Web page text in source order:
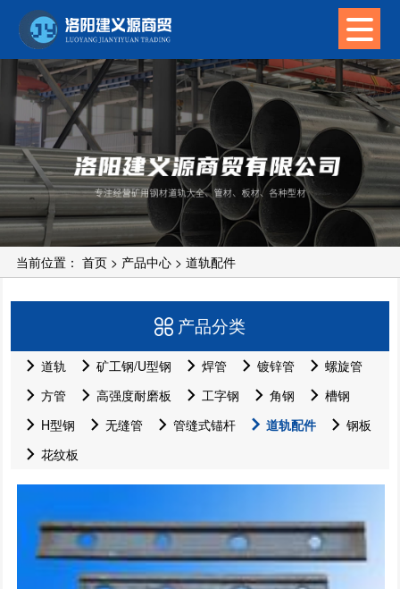
当前位置： 首页> 产品中心> 道轨配件
产品分类
道轨 矿工钢/U型钢 焊管 镀锌管
螺旋管
方管
高强度耐磨板 工字钢 角钢
槽钢
H型钢
无缝管 管缝式锚杆 道轨配件
钢板
花纹板